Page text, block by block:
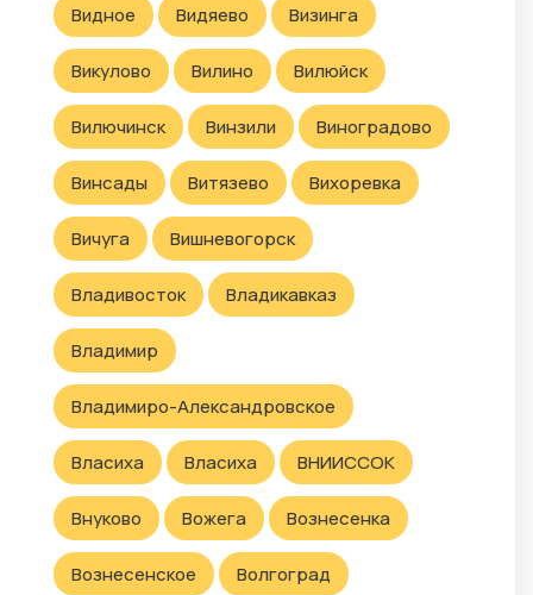
Видное Видяево Визинга
Викулово Вилино Вилюйск
Вилючинск Винзили Виноградово
Винсады Витязево Вихоревка
Вичуга Вишневогорск
Владивосток Владикавказ
Владимир
Владимиро-Александровское
Власиха Власиха ВНИИССОК
Внуково Вожега Вознесенка
Вознесенское Волгоград